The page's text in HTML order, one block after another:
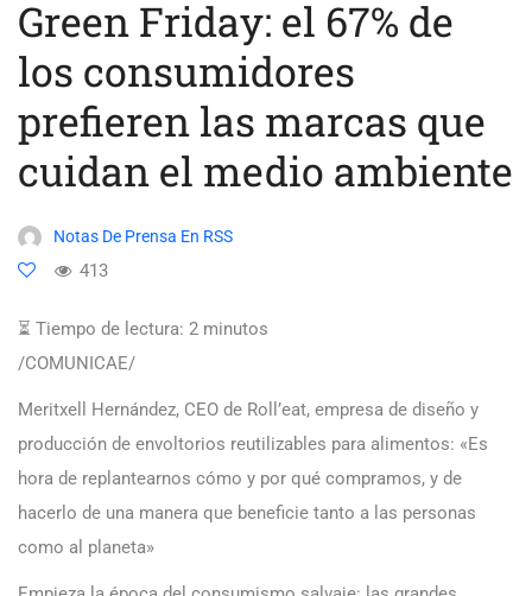
Green Friday: el 67% de
los consumidores
prefieren las marcas que
cuidan el medio ambiente
Notas De Prensa En RSS
413
⏳ Tiempo de lectura: 2 minutos
/COMUNICAE/
Meritxell Hernández, CEO de Roll’eat, empresa de diseño y
producción de envoltorios reutilizables para alimentos: «Es
hora de replantearnos cómo y por qué compramos, y de
hacerlo de una manera que beneficie tanto a las personas
como al planeta»